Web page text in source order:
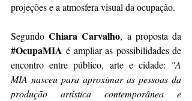
projeções e a atmosfera visual da ocupação.
Segundo Chiara Carvalho
#OcupaMIA é ampliar as possibilidades de
encontro entre público, arte e cidade: "A
MIA nasceu para aproximar as pessoas da
produção artística contemporânea e